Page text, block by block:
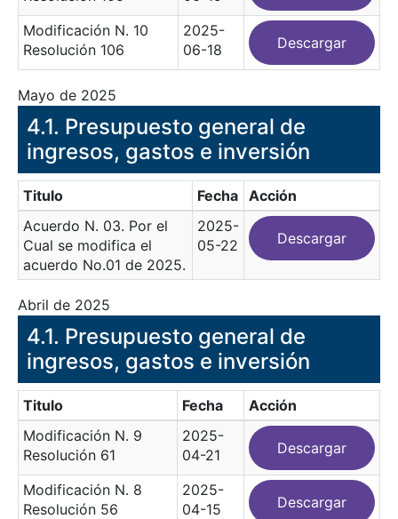
Modificación N. 10
Resolución 106
2025-
06-18
Descargar
Mayo de 2025
​4.1. Presupuesto general de
ingresos, gastos e inversión
Titulo Fecha Acción
Acuerdo N. 03. Por el
Cual se modifica el
acuerdo No.01 de 2025.
2025-
05-22
Descargar
Abril de 2025
​4.1. Presupuesto general de
ingresos, gastos e inversión
Titulo Fecha
Acción
Modificación N. 9
Resolución 61
2025-
04-21
Descargar
Modificación N. 8
Resolución 56
2025-
04-15
Descargar